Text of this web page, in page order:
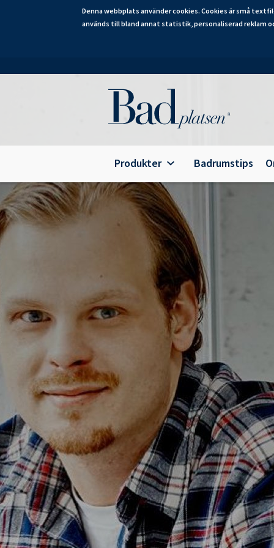
Denna webbplats använder cookies. Cookies är små
används till bland annat statistik, personaliserad reklam
till
Produkter
Alterna Ariella Aqua
Alterna Ariella
Alterna Basic Aqua
Alterna Basic
Alterna Bella Aqua
Alterna Ella Aqua
Alterna Ella
Alterna Gabriella
Alterna Isabella Aqua
Alterna Isabella
Alterna Isella Aqua
Alterna Isella
Alterna Luxor
Duravit L-Cube
Geberit Smyle Square
Geberit iCon
Ifö Option
Ifö Sense Art
Ifö Sense Modern
Ifö Sense Pro
Ifö Spira
Spegelhållare
Tvålkorgar
WC-pappershållare
Handduksstänger
Handdukskrokar
Badrumstips